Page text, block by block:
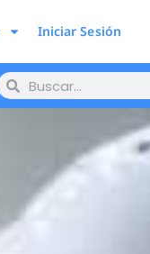
Iniciar Sesión